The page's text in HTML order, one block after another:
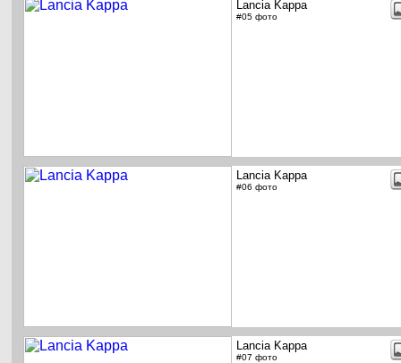
Lancia Kappa
#05 фото
Lancia Kappa
#06 фото
Lancia Kappa
#07 фото